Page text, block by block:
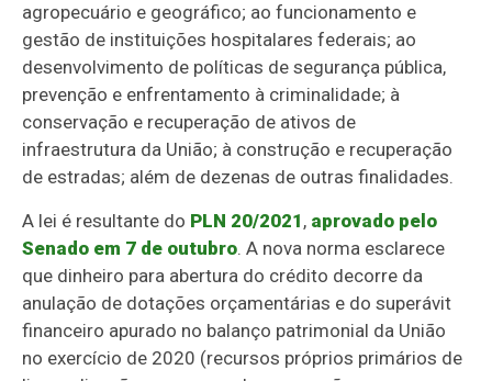
agropecuário e geográfico; ao funcionamento e
gestão de instituições hospitalares federais; ao
desenvolvimento de políticas de segurança pública,
prevenção e enfrentamento à criminalidade; à
conservação e recuperação de ativos de
infraestrutura da União; à construção e recuperação
de estradas; além de dezenas de outras finalidades.
A lei é resultante do PLN 20/2021 , aprovado pelo
Senado em 7 de outubro. A nova norma esclarece
que dinheiro para abertura do crédito decorre da
anulação de dotações orçamentárias e do superávit
financeiro apurado no balanço patrimonial da União
no exercício de 2020 (recursos próprios primários de